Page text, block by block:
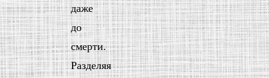
даже
до
смерти.
Разделяя